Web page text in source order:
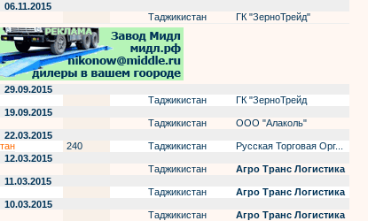
06.11.2015
Таджикистан ГК "ЗерноТрейд"
29.09.2015
Таджикистан
ГК "ЗерноТрейд
19.09.2015
Таджикистан
ООО "Алаколь"
22.03.2015
240 Таджикистан
Русская Торговая Орг...
12.03.2015
Таджикистан
Агро Транс Логистика
11.03.2015
Таджикистан
Агро Транс Логистика
10.03.2015
Таджикистан
Агро Транс Логистика